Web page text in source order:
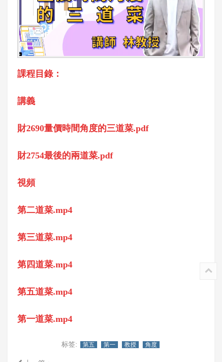
課程目錄：
講義
財2690量價時間角度的三道菜.pdf
財2754最後的兩道菜.pdf
視頻
第二道菜.mp4
第三道菜.mp4
第四道菜.mp4
第五道菜.mp4
第一道菜.mp4
标签: 第五 第一 教授 角度